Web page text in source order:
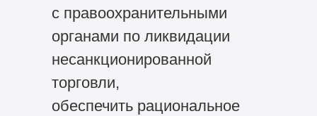
с правоохранительными
органами по ликвидации
несанкционированной
торговли,
обеспечить рациональное